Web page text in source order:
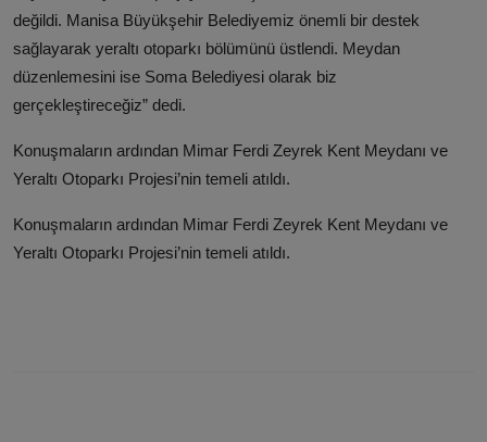
değildi. Manisa Büyükşehir Belediyemiz önemli bir destek
sağlayarak yeraltı otoparkı bölümünü üstlendi. Meydan
düzenlemesini ise Soma Belediyesi olarak biz
gerçekleştireceğiz” dedi.
Konuşmaların ardından Mimar Ferdi Zeyrek Kent Meydanı ve
Yeraltı Otoparkı Projesi’nin temeli atıldı.
Konuşmaların ardından Mimar Ferdi Zeyrek Kent Meydanı ve
Yeraltı Otoparkı Projesi’nin temeli atıldı.